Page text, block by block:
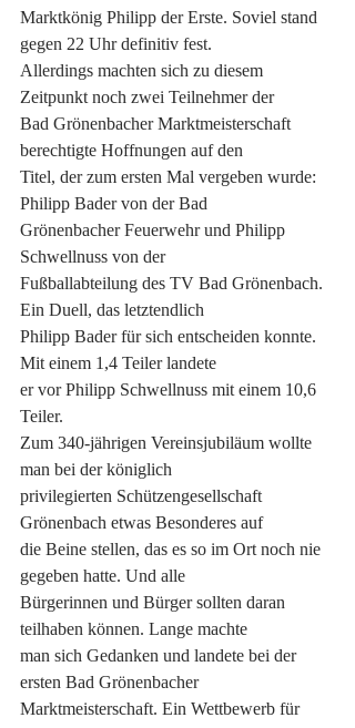
Marktkönig Philipp der Erste. Soviel stand
gegen 22 Uhr definitiv fest.
Allerdings machten sich zu diesem
Zeitpunkt noch zwei Teilnehmer der
Bad Grönenbacher Marktmeisterschaft
berechtigte Hoffnungen auf den
Titel, der zum ersten Mal vergeben wurde:
Philipp Bader von der Bad
Grönenbacher Feuerwehr und Philipp
Schwellnuss von der
Fußballabteilung des TV Bad Grönenbach.
Ein Duell, das letztendlich
Philipp Bader für sich entscheiden konnte.
Mit einem 1,4 Teiler landete
er vor Philipp Schwellnuss mit einem 10,6
Teiler.
Zum 340-jährigen Vereinsjubiläum wollte
man bei der königlich
privilegierten Schützengesellschaft
Grönenbach etwas Besonderes auf
die Beine stellen, das es so im Ort noch nie
gegeben hatte. Und alle
Bürgerinnen und Bürger sollten daran
teilhaben können. Lange machte
man sich Gedanken und landete bei der
ersten Bad Grönenbacher
Marktmeisterschaft. Ein Wettbewerb für